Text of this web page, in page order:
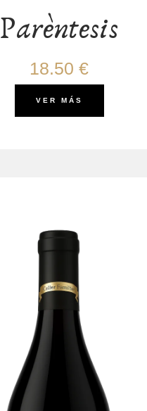
Parèntesis
18.50 €
VER MÁS